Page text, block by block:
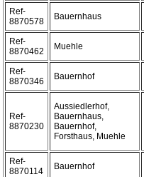
Ref-
8870578
Bauernhaus
Ref-
8870462
Muehle
Ref-
8870346
Bauernhof
Ref-
8870230
Aussiedlerhof,
Bauernhaus,
Bauernhof,
Forsthaus, Muehle
Ref-
8870114
Bauernhof